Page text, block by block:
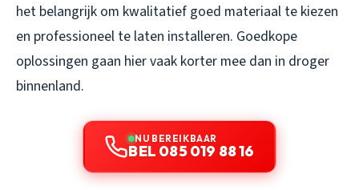
het belangrijk om kwalitatief goed materiaal te kiezen
en professioneel te laten installeren. Goedkope
oplossingen gaan hier vaak korter mee dan in droger
binnenland.
NU BEREIKBAAR
BEL 085 019 88 16